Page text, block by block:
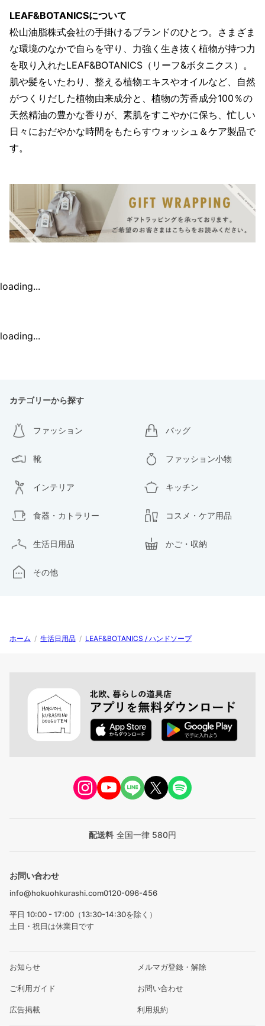
LEAF&BOTANICSについて
松山油脂株式会社の手掛けるブランドのひとつ。さまざま
な環境のなかで自らを守り、力強く生き抜く植物が持つ力
を取り入れたLEAF&BOTANICS（リーフ&ボタニクス）。
肌や髪をいたわり、整える植物エキスやオイルなど、自然
がつくりだした植物由来成分と、植物の芳香成分100％の
天然精油の豊かな香りが、素肌をすこやかに保ち、忙しい
日々におだやかな時間をもたらすウォッシュ＆ケア製品で
す。
loading...
loading...
カテゴリーから探す
ファッション バッグ
靴 ファッション小物
インテリア キッチン
食器・カトラリー コスメ・ケア用品
生活日用品 かご・収納
その他
ホーム / 生活日用品 / LEAF&BOTANICS / ハンドソープ
配送料 全国一律 580円
お問い合わせ
info@hokuohkurashi.com0120-096-456
平日 10:00 - 17:00（13:30-14:30を除く）
土日・祝日は休業日です
お知らせ メルマガ登録・解除
ご利用ガイド お問い合わせ
広告掲載 利用規約